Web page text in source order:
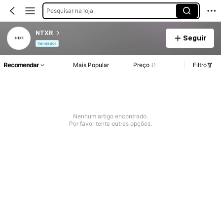
Pesquisar na loja
NTXR
Vendedor
Seguir
Recomendar Mais Popular Preço Filtro
Nenhum artigo encontrado.
Por favor tente outras opções.